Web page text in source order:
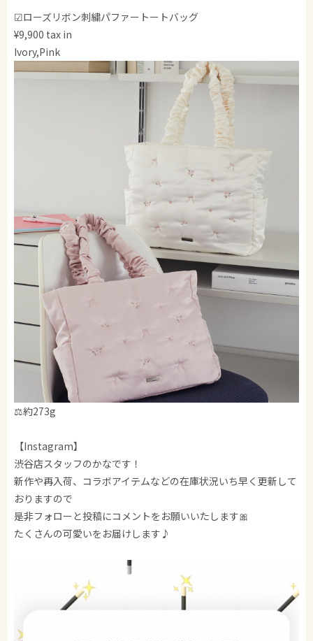
☑ローズリボン刺繍パファートートバッグ
¥9,900 tax in
Ivory,Pink
⚖️約273g
【Instagram】
渋谷店スタッフのかなです！
新作や再入荷、コラボアイテムなどの在庫状況いち早く更新して
おりますので
是非フォローと投稿にコメントをお願いいたします🎀
たくさんの可愛いをお届けします♪